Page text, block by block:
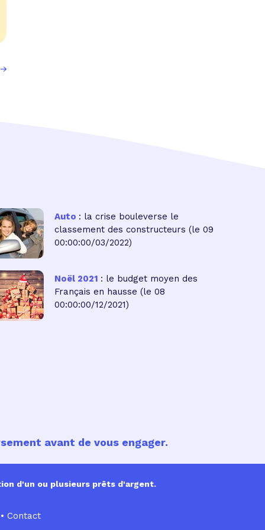
Auto : la crise bouleverse le
classement des constructeurs (le 09
00:00:00/03/2022)
Noël 2021 : le budget moyen des
Français en hausse (le 08
00:00:00/12/2021)
avant de vous engager.
d'un ou plusieurs prêts d'argent.
Contact